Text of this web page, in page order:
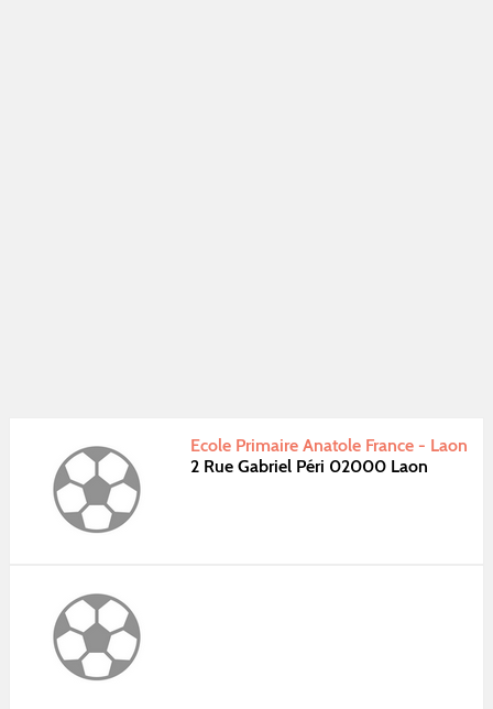
Ecole Primaire Anatole France - Laon
2 Rue Gabriel Péri 02000 Laon